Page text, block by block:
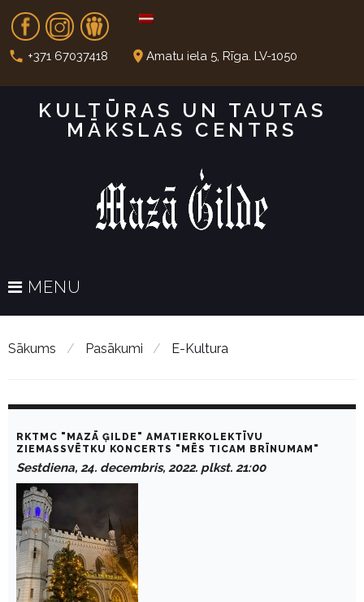
t
Fb In Dr
call +371 67037418 place Amatu iela 5, Rīga. LV-1050
KULTŪRAS UN TAUTAS
MĀKSLAS CENTRS
MENU
Sākums / Pasākumi / E-Kultura
E
K
u
RKTMC "MAZĀ ĢILDE" AMATIERKOLEKTĪVU
ZIEMASSVĒTKU KONCERTS "MĒS TICAM BRĪNUMAM"
Sestdiena, 24. decembris, 2022. plkst. 21:00